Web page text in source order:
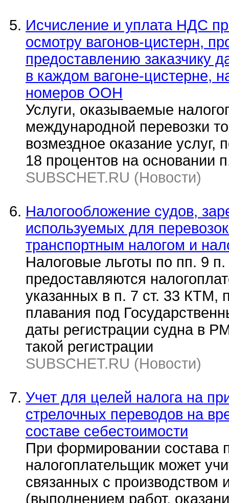
Исчисление и уплата НДС
осмотру вагонов-цистерн,
предоставлению заказчику
в каждом вагоне-цистерне,
номеров ООН
Услуги, оказываемые
международной перевозки
возмездное оказание
18 процентов на основании
SUBSCHET.RU (Новости)
Налогообложение судов,
используемых для
транспортным налогом и
Налоговые льготы по пп. 9
предоставляются
указанных в п. 7 ст. 33 КТМ,
плавания под
даты регистрации судна в
такой регистрации
SUBSCHET.RU (Новости)
Учет для целей налога на
стрелочных переводов на
составе себестоимости
При формировании состава
налогоплательщик может
связанных с производством
(выполнением работ,